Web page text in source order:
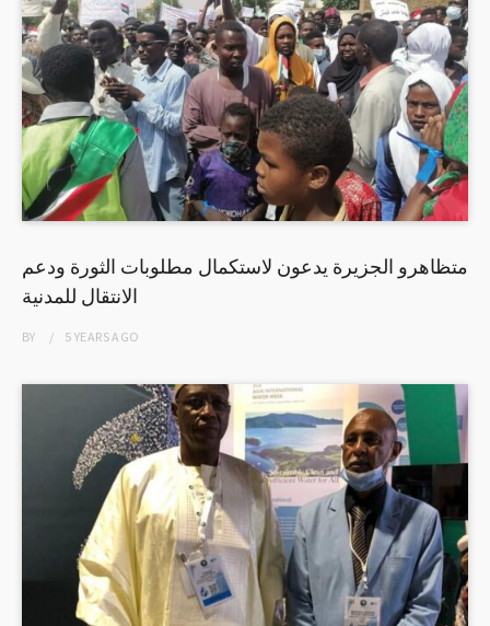
متظاهرو الجزيرة يدعون لاستكمال مطلوبات الثورة ودعم
الانتقال للمدنية
BY 5 YEARSAGO